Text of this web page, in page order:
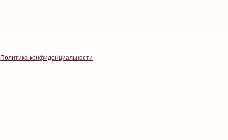
Политика конфиденциальности